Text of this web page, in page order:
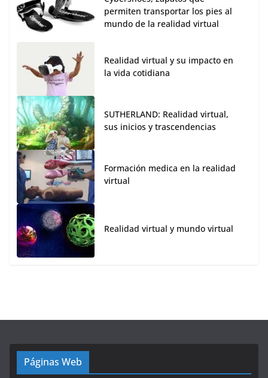
permiten transportar los pies al
mundo de la realidad virtual
Realidad virtual y su impacto en
la vida cotidiana
SUTHERLAND: Realidad virtual,
sus inicios y trascendencias
Formación medica en la realidad
virtual
Realidad virtual y mundo virtual
Páginas Web